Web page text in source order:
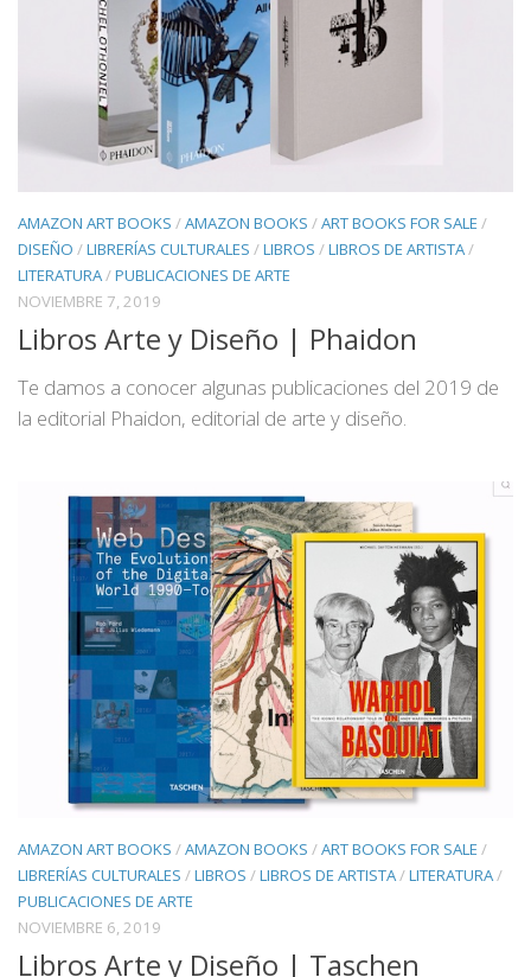
AMAZON ART BOOKS /AMAZON BOOKS /ART BOOKS FOR SALE /
DISEÑO /LIBRERÍAS CULTURALES /LIBROS /LIBROS DE ARTISTA/
LITERATURA/PUBLICACIONES DE ARTE
NOVIEMBRE 7, 2019
Libros Arte y Diseño | Phaidon
Te damos a conocer algunas publicaciones del 2019 de
la editorial Phaidon, editorial de arte y diseño.
AMAZON ART BOOKS /AMAZON BOOKS /ART BOOKS FOR SALE /
LIBRERÍAS CULTURALES /LIBROS /LIBROS DE ARTISTA/LITERATURA/
PUBLICACIONES DE ARTE
NOVIEMBRE 6, 2019
Libros Arte y Diseño | Taschen